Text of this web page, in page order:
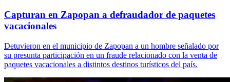
Capturan en Zapopan a defraudador de paquetes
vacacionales
Detuvieron en el municipio de Zapopan a un hombre señalado por
su presunta participación en un fraude relacionado con la venta de
paquetes vacacionales a distintos destinos turísticos del país.